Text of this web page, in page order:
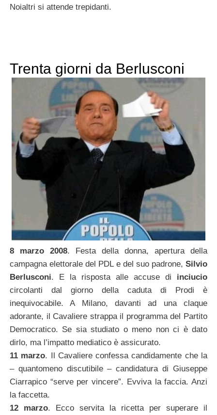
Noialtri si attende trepidanti.
Trenta giorni da Berlusconi
8 marzo 2008. Festa della donna, apertura della
campagna elettorale del PDL e del suo padrone, Silvio
Berlusconi. E la risposta alle accuse di inciucio
circolanti dal giorno della caduta di Prodi è
inequivocabile. A Milano, davanti ad una claque
adorante, il Cavaliere strappa il programma del Partito
Democratico. Se sia studiato o meno non ci è dato
dirlo, ma l’impatto mediatico è assicurato.
11 marzo. Il Cavaliere confessa candidamente che la
– quantomeno discutibile – candidatura di Giuseppe
Ciarrapico “serve per vincere”. Evviva la faccia. Anzi
la faccetta.
12 marzo. Ecco servita la ricetta per superare il